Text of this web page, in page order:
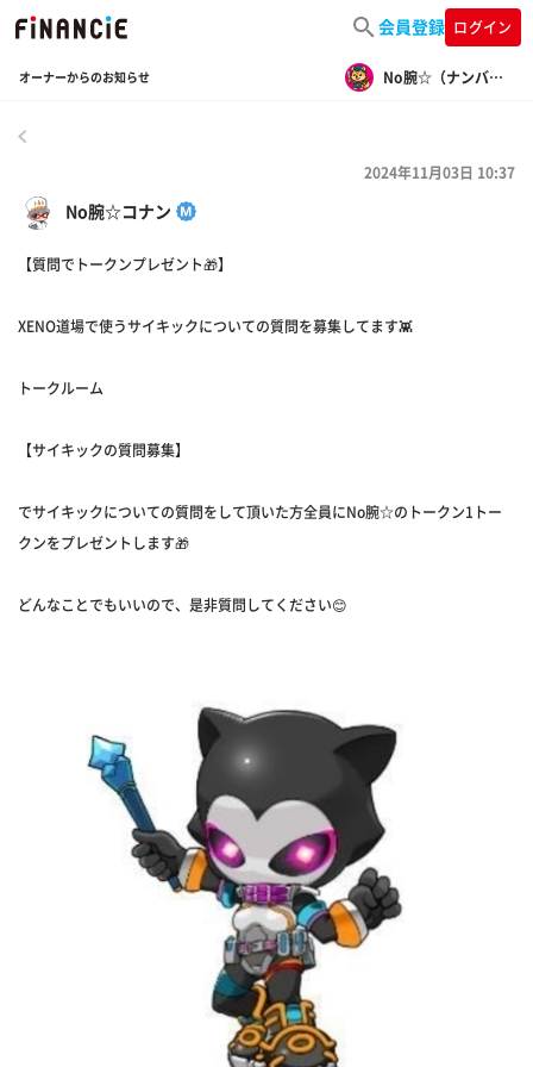
会員登録 ログイン
オーナーからのお知らせ No腕☆（ナンバーワン）
No腕☆コナン
2024年11月03日 10:37
【質問でトークンプレゼント🎁】
XENO道場で使うサイキックについての質問を募集してます👾
トークルーム
【サイキックの質問募集】
でサイキックについての質問をして頂いた方全員にNo腕☆のトークン1トー
クンをプレゼントします🎁
どんなことでもいいので、是非質問してください😊